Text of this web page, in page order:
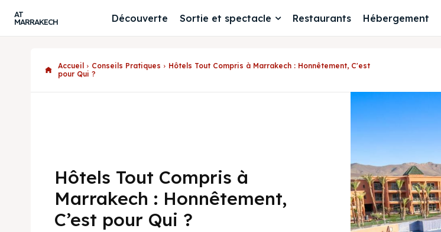
AT
MARRAKECH
Découverte Sortie et spectacle Restaurants Hébergement
Accueil Conseils Pratiques
Hôtels Tout Compris à Marrakech : Honnêtement, C'est
pour Qui ?
Hôtels Tout Compris à
Marrakech : Honnêtement,
C’est pour Qui ?